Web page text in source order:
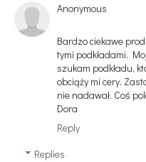
Anonymous
Bardzo ciekawe
tymi podkładami.
szukam podkładu,
obciąży mi cery.
nie nadawał. Coś
Dora
Reply
Replies